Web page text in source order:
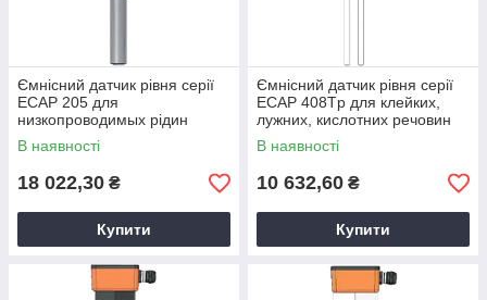
Ємнісний датчик рівня серії
ECAP 205 для
низкопроводимых рідин
В наявності
18 022,30 ₴
Купити
Ємнісний датчик рівня серії
ECAP 408Tp для клейких,
лужних, кислотних речовин
В наявності
10 632,60 ₴
Купити